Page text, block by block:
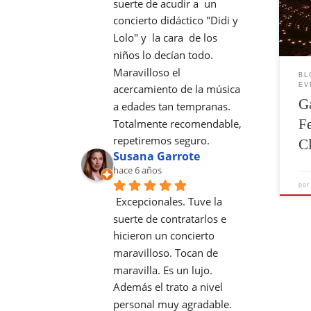
la
la
suerte de acudir a  un
concierto didáctico "Didi y
Lolo" y  la cara  de los
niños lo decían todo.
Maravilloso el
acercamiento de la música
a edades tan tempranas.
Totalmente recomendable,
repetiremos seguro.
Susana Garrote
hace 6 años
Excepcionales. Tuve la
suerte de contratarlos e
hicieron un concierto
maravilloso. Tocan de
maravilla. Es un lujo.
Además el trato a nivel
personal muy agradable.